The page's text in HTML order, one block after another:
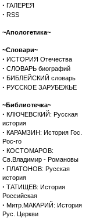
· ГАЛЕРЕЯ
· RSS
~Апологетика~
~Словари~
· ИСТОРИЯ Отечества
· СЛОВАРЬ биографий
· БИБЛЕЙСКИЙ словарь
· РУССКОЕ ЗАРУБЕЖЬЕ
~Библиотечка~
· КЛЮЧЕВСКИЙ: Русская
история
· КАРАМЗИН: История Гос.
Рос-го
· КОСТОМАРОВ:
Св.Владимир - Романовы
· ПЛАТОНОВ: Русская
история
· ТАТИЩЕВ: История
Российская
· Митр.МАКАРИЙ: История
Рус. Церкви